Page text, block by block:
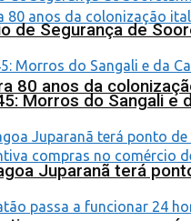
80 anos da
de Segurança de
Morros do Sangali
Juparanã terá